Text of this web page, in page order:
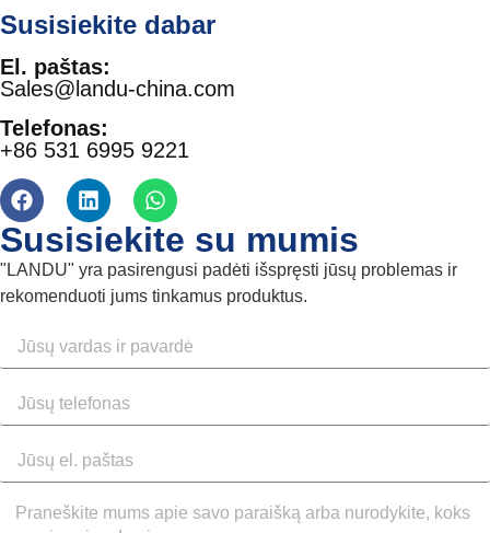
Susisiekite dabar
El. paštas:
Sales@landu-china.com
Telefonas:
+86 531 6995 9221
Susisiekite su mumis
"LANDU" yra pasirengusi padėti išspręsti jūsų problemas ir
rekomenduoti jums tinkamus produktus.